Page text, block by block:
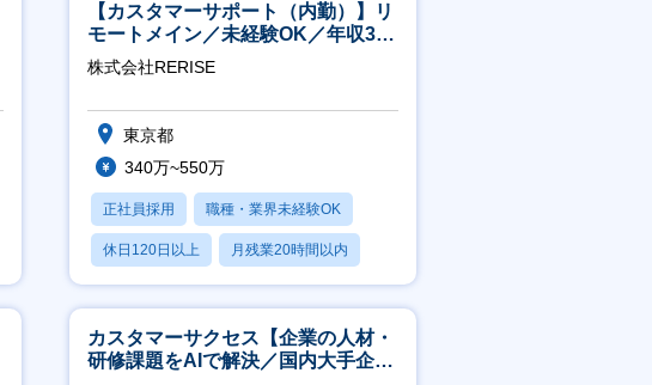
【カスタマーサポート（内勤）】リ
モートメイン／未経験OK／年収340
万～／年間休日125日
株式会社RERISE
東京都
340万~550万
正社員採用 職種・業界未経験OK
休日120日以上 月残業20時間以内
賞与あり
カスタマーサクセス【企業の人材・
研修課題をAIで解決／国内大手企業